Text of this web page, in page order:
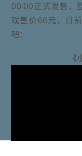
00:00正式发售，
戏售价66元，目
吧：
《